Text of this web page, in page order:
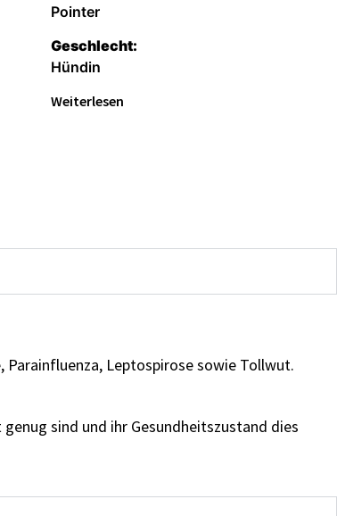
Pointer
Geschlecht:
Hündin
Weiterlesen
Parainfluenza, Leptospirose sowie Tollwut.
sind und ihr Gesundheitszustand dies